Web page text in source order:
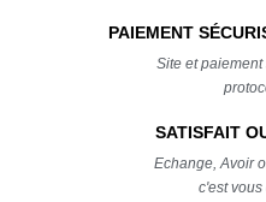
PAIEMENT
Site et
SATISFAIT
Echange, Avoir
c'est